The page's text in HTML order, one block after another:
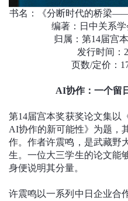
书名：《分断时代的桥梁
编著：日中关系
归属：第14届宫
发行时间：
页数/定价：
AI协作：一个留
第14届宫本奖获奖论文集
AI协作的新可能性》为题，
作。作者许震鸣，是武藏野
生。一位大三学生的论文能
身便说明其分量。
许震鸣以一系列中日企业合